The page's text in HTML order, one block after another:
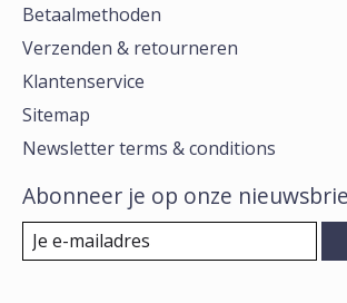
Betaalmethoden
Verzenden & retourneren
Klantenservice
Sitemap
Newsletter terms & conditions
Abonneer je op onze